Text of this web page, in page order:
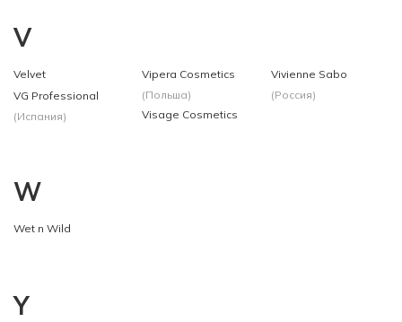
V
Velvet
VG Professional
(Испания)
Vipera Cosmetics
(Польша)
Visage Cosmetics
Vivienne Sabo
(Россия)
W
Wet n Wild
Y